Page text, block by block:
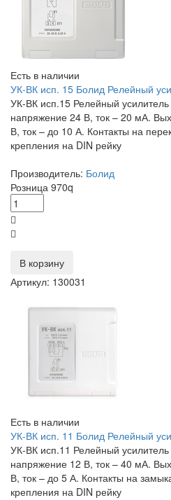
Есть в наличии
УК-ВК исп. 15 Болид Релейный
УК-ВК исп.15 Релейный
напряжение 24 В, ток – 20 мА.
В, ток – до 10 А. Контакты на
крепления на DIN рейку
Производитель: Болид
Розница 970q
В корзину
Артикул: 130031
Есть в наличии
УК-ВК исп. 11 Болид Релейный
УК-ВК исп.11 Релейный
напряжение 12 В, ток – 40 мА.
В, ток – до 5 А. Контакты на
крепления на DIN рейку